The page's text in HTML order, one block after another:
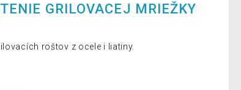
GRILOVACEJ MRIEŽKY
roštov z ocele i liatiny.